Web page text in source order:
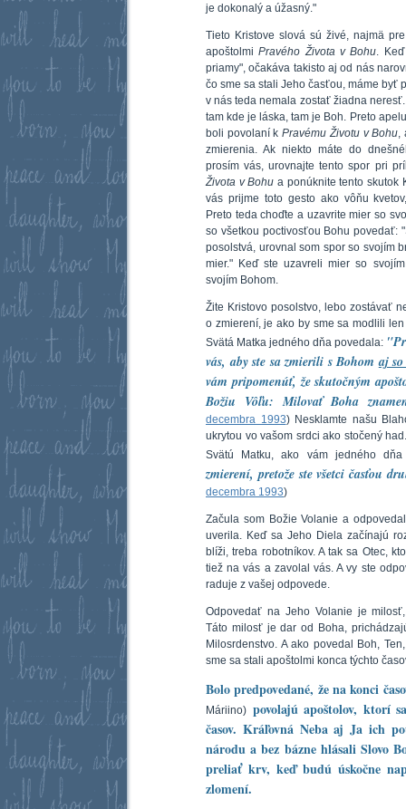
je dokonalý a úžasný."
Tieto Kristove slová sú živé, najmä
apoštolmiPravého Života v Bohu.
priamy", očakáva takisto aj od nás
čo sme sa stali Jeho časťou, máme byť
v nás teda nemala zostať žiadna
tam kde je láska, tam je Boh. Preto
boli povolaní kPravému Životu v Bohu,
zmierenia. Ak niekto máte do
prosím vás, urovnajte tento spor pri
Života v Bohu a ponúknite tento skutok
vás prijme toto gesto ako vôňu
Preto teda choďte a uzavrite mier so
so všetkou poctivosťou Bohu povedať:
posolstvá, urovnal som spor so svojím
mier." Keď ste uzavreli mier so
svojím Bohom.
Žite Kristovo posolstvo, lebo zostávať
o zmierení, je ako by sme sa modlili
Svätá Matka jedného dňa povedala:
vás, aby ste sa zmierili s Bohomaj
vám pripomenúť, že skutočným
Božiu Vôľu: Milovať Boha
decembra 1993) Nesklamte našu
ukrytou vo vašom srdci ako stočený
Svätú Matku, ako vám jedného
zmierení, pretože ste všetci časťou
decembra 1993)
Začula som Božie Volanie a
uverila. Keď sa Jeho Diela začínajú
blíži, treba robotníkov. A tak sa Otec,
tiež na vás a zavolal vás. A vy ste
raduje z vašej odpovede.
Odpovedať na Jeho Volanie je
Táto milosť je dar od Boha,
Milosrdenstvo. A ako povedal Boh,
sme sa stali apoštolmi konca týchto
Bolo predpovedané, že na konci
Máriino) povolajú apoštolov, ktorí
časov. Kráľovná Neba aj Ja ich
národu a bez bázne hlásali Slovo
preliať krv, keď budú úskočne
zlomení.